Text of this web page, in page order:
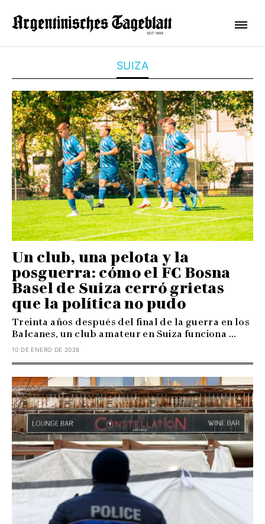
SUIZA
Un club, una pelota y la
posguerra: cómo el FC Bosna
Basel de Suiza cerró grietas
que la política no pudo
Treinta años después del final de la guerra en los
Balcanes, un club amateur en Suiza funciona ...
10 DE ENERO DE 2026